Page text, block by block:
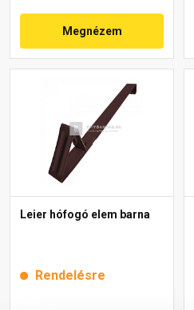
Megnézem
Leier hófogó elem barna
Rendelésre